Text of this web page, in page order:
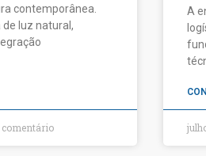
contemporânea.
de luz natural,
comentário
A